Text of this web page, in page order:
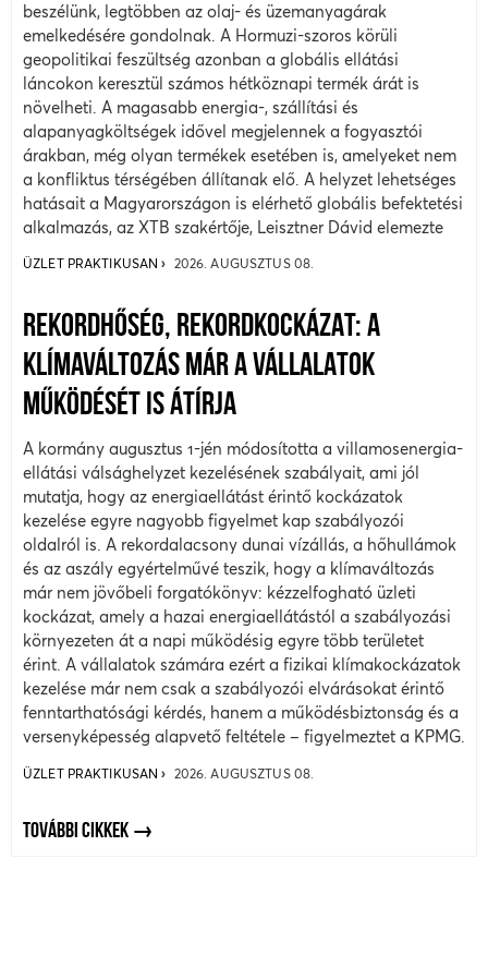
beszélünk, legtöbben az olaj- és üzemanyagárak
emelkedésére gondolnak. A Hormuzi-szoros körüli
geopolitikai feszültség azonban a globális ellátási
láncokon keresztül számos hétköznapi termék árát is
növelheti. A magasabb energia-, szállítási és
alapanyagköltségek idővel megjelennek a fogyasztói
árakban, még olyan termékek esetében is, amelyeket nem
a konfliktus térségében állítanak elő. A helyzet lehetséges
hatásait a Magyarországon is elérhető globális befektetési
alkalmazás, az XTB szakértője, Leisztner Dávid elemezte
ÜZLET PRAKTIKUSAN 2026. AUGUSZTUS 08.
REKORDHŐSÉG, REKORDKOCKÁZAT: A
KLÍMAVÁLTOZÁS MÁR A VÁLLALATOK
MŰKÖDÉSÉT IS ÁTÍRJA
A kormány augusztus 1-jén módosította a villamosenergia-
ellátási válsághelyzet kezelésének szabályait, ami jól
mutatja, hogy az energiaellátást érintő kockázatok
kezelése egyre nagyobb figyelmet kap szabályozói
oldalról is. A rekordalacsony dunai vízállás, a hőhullámok
és az aszály egyértelművé teszik, hogy a klímaváltozás
már nem jövőbeli forgatókönyv: kézzelfogható üzleti
kockázat, amely a hazai energiaellátástól a szabályozási
környezeten át a napi működésig egyre több területet
érint. A vállalatok számára ezért a fizikai klímakockázatok
kezelése már nem csak a szabályozói elvárásokat érintő
fenntarthatósági kérdés, hanem a működésbiztonság és a
versenyképesség alapvető feltétele – figyelmeztet a KPMG.
ÜZLET PRAKTIKUSAN 2026. AUGUSZTUS 08.
TOVÁBBI CIKKEK